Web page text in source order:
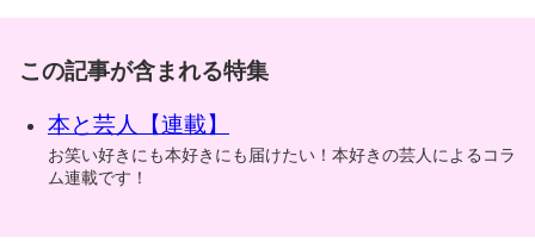
この記事が含まれる特集
本と芸人【連載】
お笑い好きにも本好きにも届けたい！本好きの芸人によるコラ
ム連載です！